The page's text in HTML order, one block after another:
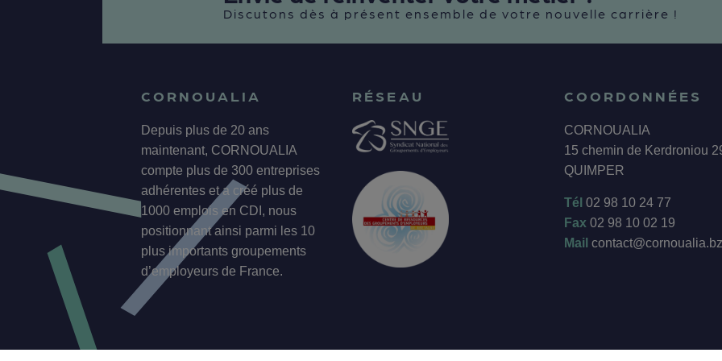
Discutons dès à présent ensemble de votre nouvelle carrière !
CORNOUALIA
Depuis plus de 20 ans
maintenant, CORNOUALIA
compte plus de 300 entreprises
adhérentes et a créé plus de
1000 emplois en CDI, nous
positionnant ainsi parmi les 10
plus importants groupements
d’employeurs de France.
RÉSEAU COORDONNÉES
CORNOUALIA
15 chemin de Kerdroniou
QUIMPER
Tél 02 98 10 24 77
Fax 02 98 10 02 19
Mail